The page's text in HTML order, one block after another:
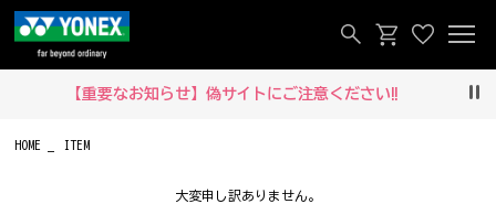
【重要なお知らせ】偽サイトにご注意ください‼
HOME ITEM
大変申し訳ありません。